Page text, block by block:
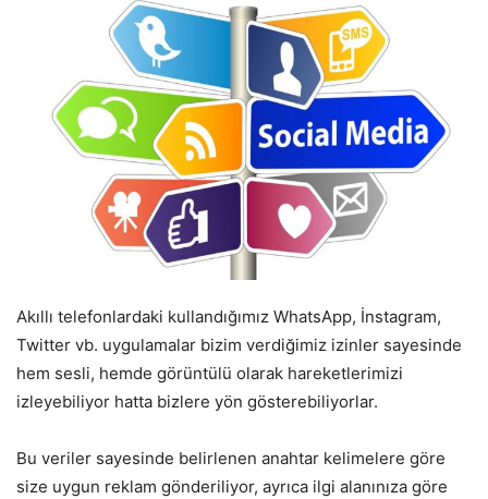
Akıllı telefonlardaki kullandığımız WhatsApp, İnstagram,
Twitter vb. uygulamalar bizim verdiğimiz izinler sayesinde
hem sesli, hemde görüntülü olarak hareketlerimizi
izleyebiliyor hatta bizlere yön gösterebiliyorlar.
Bu veriler sayesinde belirlenen anahtar kelimelere göre
size uygun reklam gönderiliyor, ayrıca ilgi alanınıza göre